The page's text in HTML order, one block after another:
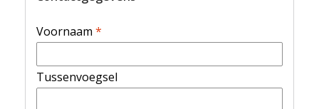
Voornaam *
Tussenvoegsel